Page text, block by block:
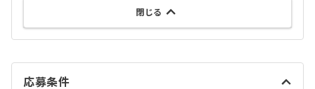
閉じる
応募条件